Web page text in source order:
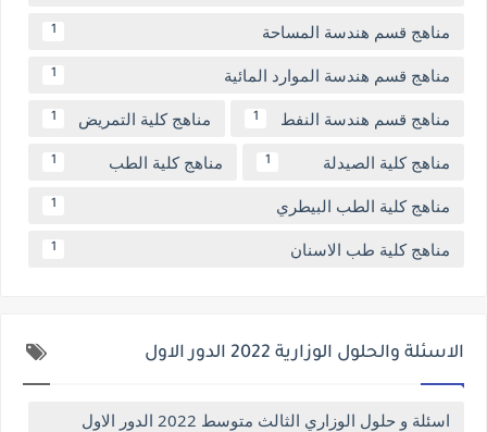
مناهج قسم هندسة المساحة 1
مناهج قسم هندسة الموارد المائية 1
مناهج قسم هندسة النفط 1 مناهج كلية التمريض 1
مناهج كلية الصيدلة 1 مناهج كلية الطب 1
مناهج كلية الطب البيطري 1
مناهج كلية طب الاسنان 1
الاسئلة والحلول الوزارية 2022 الدور الاول
اسئلة و حلول الوزاري الثالث متوسط 2022 الدور الاول